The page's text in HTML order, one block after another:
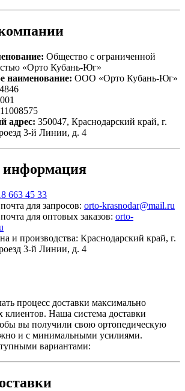
Общество с ограниченной
«Орто Кубань-Юг»
наименование: ООО «Орто Кубань-Юг»
адрес: 350047, Краснодарский край, г.
3-й Линии, д. 4
информация
663 45 33
для запросов: orto-krasnodar@mail.ru
для оптовых заказов: orto-
и производства: Краснодарский край, г.
3-й Линии, д. 4
процесс доставки максимально
Наша система доставки
вы получили свою ортопедическую
и с минимальными усилиями.
вариантами: